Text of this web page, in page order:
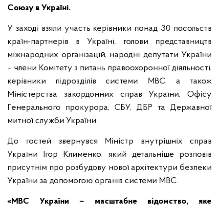
Союзу в Україні.
У заході взяли участь керівники понад 30 посольств
країн-партнерів в Україні, голови представництв
міжнародних організацій, народні депутати України
– члени Комітету з питань правоохоронної діяльності,
керівники підрозділів системи МВС, а також
Міністерства закордонних справ України, Офісу
Генерального прокурора, СБУ, ДБР та Державної
митної служби України.
До гостей звернувся Міністр внутрішніх справ
України Ігор Клименко, який детальніше розповів
присутнім про розбудову нової архітектури безпеки
України за допомогою органів системи МВС.
«МВС України – масштабне відомство, яке